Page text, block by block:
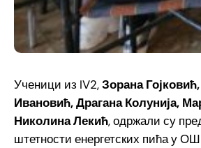
Ученици из IV2,Зорана
Ивановић, Драгана Колунија,
Николина Лекић, одржали су
штетности енергетских пића у ОШ